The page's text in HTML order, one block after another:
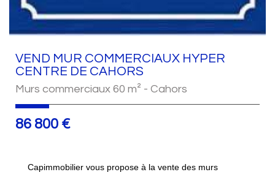
VEND MUR COMMERCIAUX HYPER
CENTRE DE CAHORS
Murs commerciaux 60 m² - Cahors
86 800 €
Capimmobilier vous propose à la vente des murs